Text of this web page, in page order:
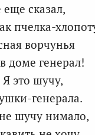
сказал,
пчелка-
ворчунья
доме генерал!
это шучу,
генерала.
шучу нимало,